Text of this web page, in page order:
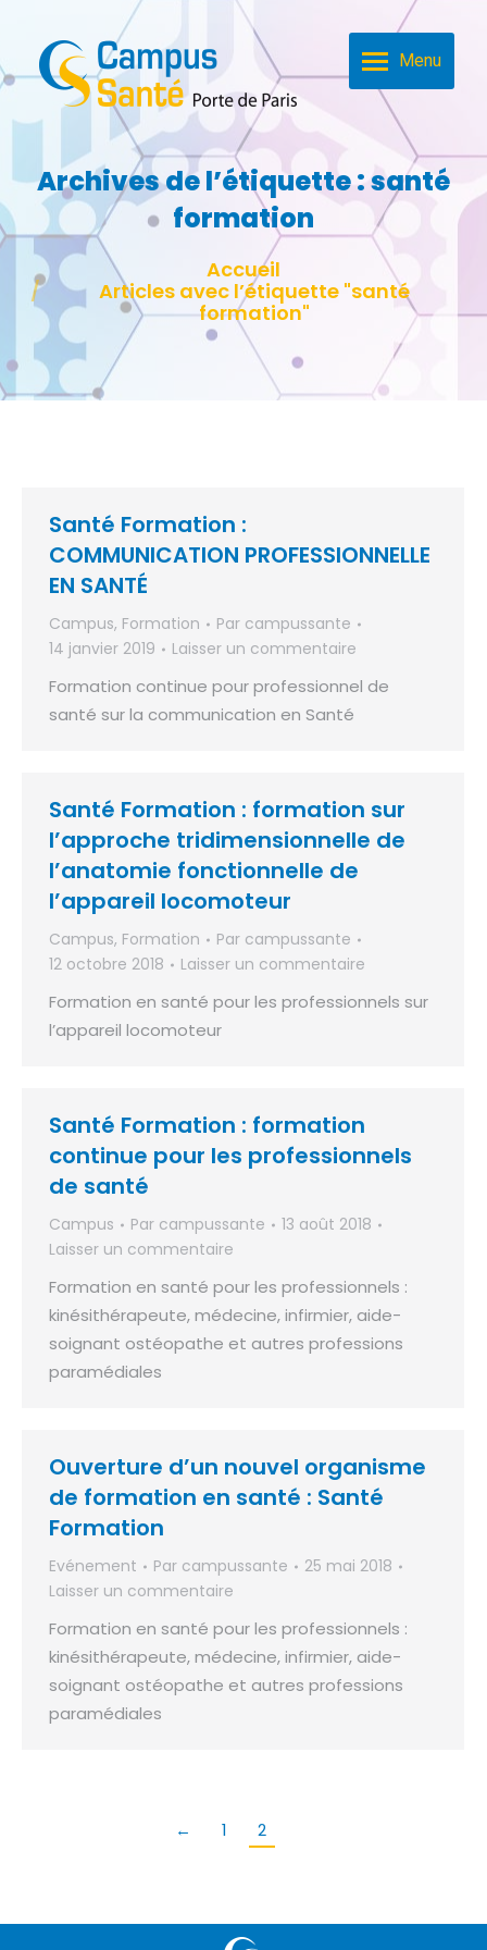
Menu
Archives de l’étiquette :santé
formation
Vous êtes ici :
Accueil
Articles avec l’étiquette "santé
formation"
Santé Formation :
COMMUNICATION PROFESSIONNELLE
EN SANTÉ
Campus, Formation Par campussante
14 janvier 2019
Laisser un commentaire
Formation continue pour professionnel de
santé sur la communication en Santé
Santé Formation : formation sur
l’approche tridimensionnelle de
l’anatomie fonctionnelle de
l’appareil locomoteur
Campus, Formation Par campussante
12 octobre 2018
Laisser un commentaire
Formation en santé pour les professionnels sur
l’appareil locomoteur
Santé Formation : formation
continue pour les professionnels
de santé
Campus Par campussante
13 août 2018
Laisser un commentaire
Formation en santé pour les professionnels :
kinésithérapeute, médecine, infirmier, aide-
soignant ostéopathe et autres professions
paramédiales
Ouverture d’un nouvel organisme
de formation en santé : Santé
Formation
Evénement Par campussante
25 mai 2018
Laisser un commentaire
Formation en santé pour les professionnels :
kinésithérapeute, médecine, infirmier, aide-
soignant ostéopathe et autres professions
paramédiales
← 1 2